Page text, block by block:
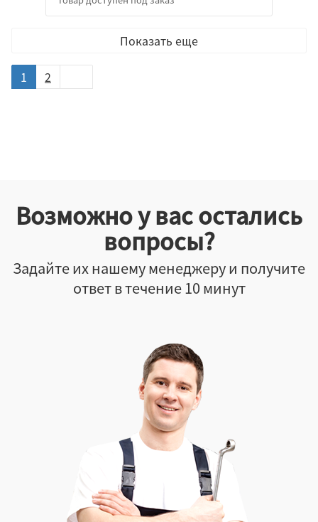
Показать еще
1 2
Возможно у вас остались
вопросы?
Задайте их нашему менеджеру и получите
ответ в течение 10 минут